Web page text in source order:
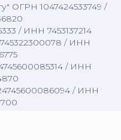
ОГРН 1047424533749 /
/ ИНН 7453137214
/ ИНН
/ ИНН
/ ИНН